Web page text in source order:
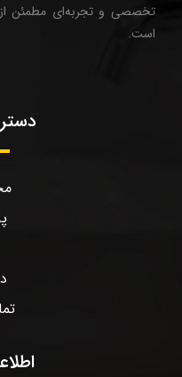
تخصصی و تجربه‌ای مطمئن از
است.